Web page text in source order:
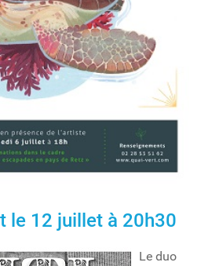
le 12 juillet à 20h30
Le duo